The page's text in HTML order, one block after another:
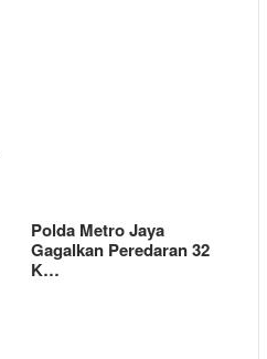
Polda Metro Jaya
Gagalkan Peredaran 32
K…